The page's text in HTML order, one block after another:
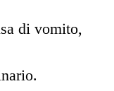
di vomito,